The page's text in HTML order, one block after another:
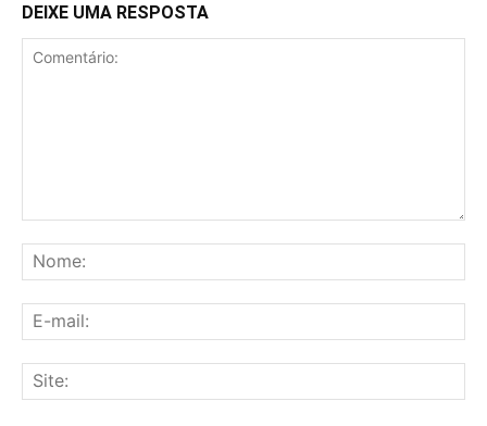
DEIXE UMA RESPOSTA